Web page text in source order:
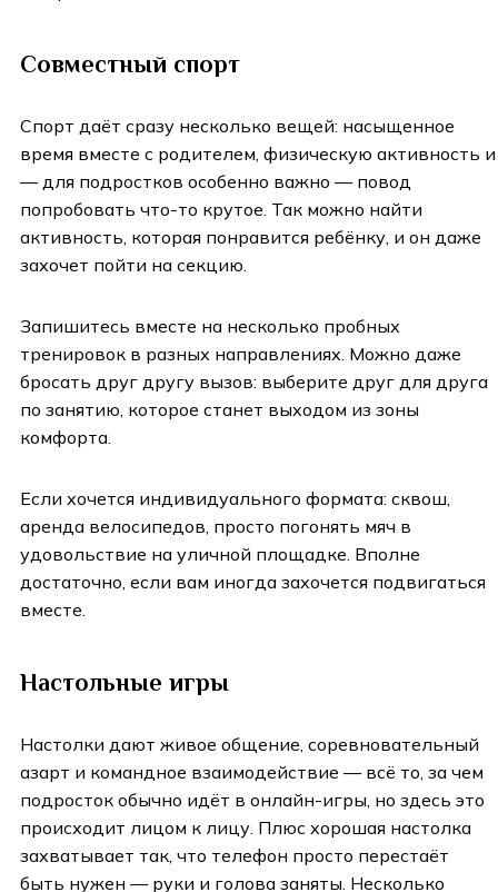
Совместный спорт
Спорт даёт сразу несколько вещей: насыщенное
время вместе с родителем, физическую активность и
— для подростков особенно важно — повод
попробовать что-то крутое. Так можно найти
активность, которая понравится ребёнку, и он даже
захочет пойти на секцию.
Запишитесь вместе на несколько пробных
тренировок в разных направлениях. Можно даже
бросать друг другу вызов: выберите друг для друга
по занятию, которое станет выходом из зоны
комфорта.
Если хочется индивидуального формата: сквош,
аренда велосипедов, просто погонять мяч в
удовольствие на уличной площадке. Вполне
достаточно, если вам иногда захочется подвигаться
вместе.
Настольные игры
Настолки дают живое общение, соревновательный
азарт и командное взаимодействие — всё то, за чем
подросток обычно идёт в онлайн-игры, но здесь это
происходит лицом к лицу. Плюс хорошая настолка
захватывает так, что телефон просто перестаёт
быть нужен — руки и голова заняты. Несколько